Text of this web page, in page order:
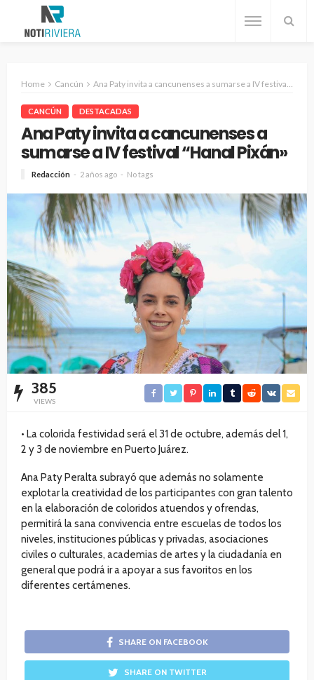
Home Cancún Ana Paty invita a cancunenses a sumarse a IV festival “Hanal Pixán»
CANCÚN DESTACADAS
Ana Paty invita a cancunenses a
sumarse a IV festival “Hanal Pixán»
Redacción 2 años ago No tags
385
VIEWS
• La colorida festividad será el 31 de octubre, además del 1,
2 y 3 de noviembre en Puerto Juárez.
Ana Paty Peralta subrayó que además no solamente
explotar la creatividad de los participantes con gran talento
en la elaboración de coloridos atuendos y ofrendas,
permitirá la sana convivencia entre escuelas de todos los
niveles, instituciones públicas y privadas, asociaciones
civiles o culturales, academias de artes y la ciudadanía en
general que podrá ir a apoyar a sus favoritos en los
diferentes certámenes.
SHARE ON FACEBOOK
SHARE ON TWITTER